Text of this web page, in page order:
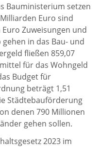
Bauministerium setzen
Euro sind
Zuweisungen und
in das Bau- und
fließen 859,07
für das Wohngeld
Budget für
beträgt 1,51
Städtebauförderung
denen 790 Millionen
gehen sollen.
2023 im